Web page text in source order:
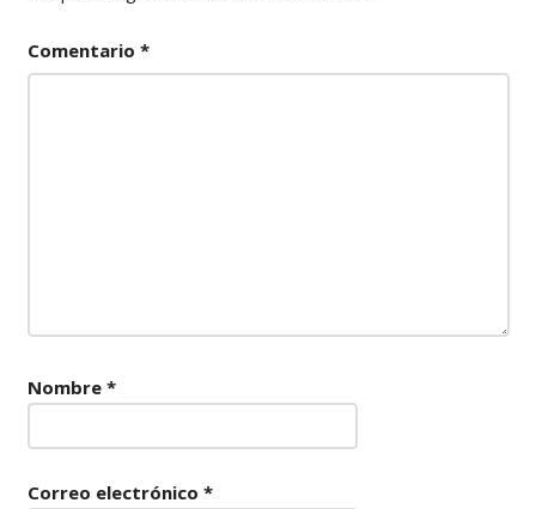
Comentario *
Nombre *
Correo electrónico *